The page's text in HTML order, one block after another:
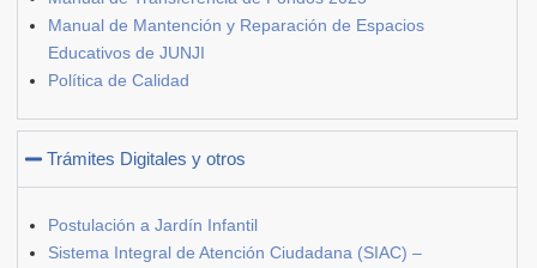
Manual de Mantención y Reparación de Espacios
Educativos de JUNJI
Política de Calidad
Trámites Digitales y otros
Postulación a Jardín Infantil
Sistema Integral de Atención Ciudadana (SIAC) –